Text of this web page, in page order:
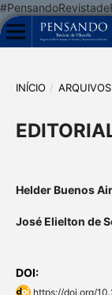
INÍCIO / ARQUIVOS
Helder Buenos
José Elielton de
DOI:
https://doi.org/